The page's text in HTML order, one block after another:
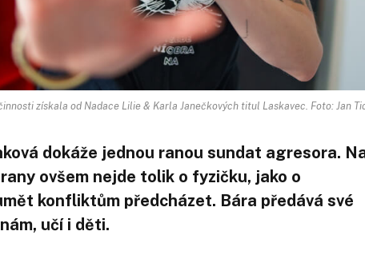
získala od Nadace Lilie & Karla Janečkových titul Laskavec. Foto: Jan
dokáže jednou ranou sundat agresora.
ovšem nejde tolik o fyzičku, jako o
konfliktům předcházet. Bára předává své
učí i děti.